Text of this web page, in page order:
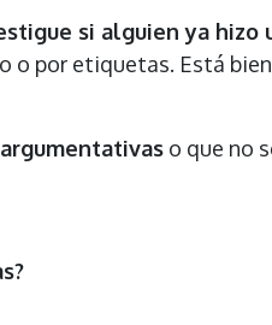
si alguien ya hizo
o por etiquetas. Está
o que no